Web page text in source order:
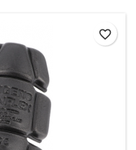
favorite_border